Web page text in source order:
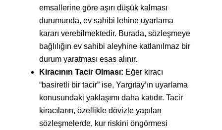
emsallerine göre aşırı düşük kalması
durumunda, ev sahibi lehine uyarlama
kararı verebilmektedir. Burada, sözleşmeye
bağlılığın ev sahibi aleyhine katlanılmaz bir
durum yaratması esas alınır.
Kiracının Tacir Olması: Eğer kiracı
“basiretli bir tacir” ise, Yargıtay’ın uyarlama
konusundaki yaklaşımı daha katıdır. Tacir
kiracıların, özellikle dövizle yapılan
sözleşmelerde, kur riskini öngörmesi